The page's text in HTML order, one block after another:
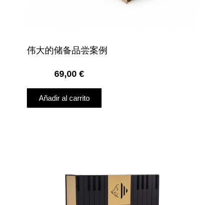
伟大的储备品尝案例
69,00 €
Añadir al carrito